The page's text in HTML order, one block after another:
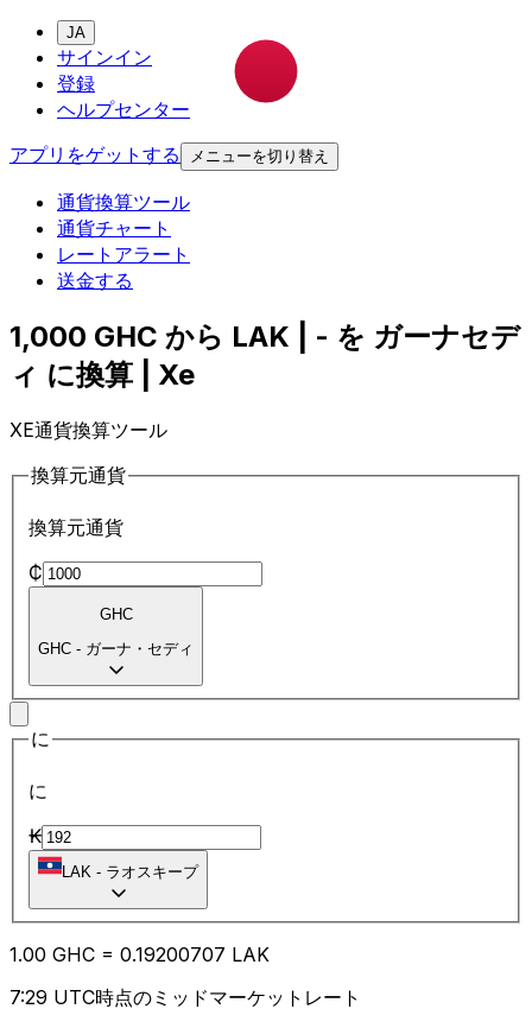
JA
サインイン
登録
ヘルプセンター
アプリをゲットする
メニューを切り替え
通貨換算ツール
通貨チャート
レートアラート
送金する
1,000 GHC から LAK | - を ガーナセデ
ィ に換算 | Xe
XE通貨換算ツール
換算元通貨
換算元通貨
₵
GHC
GHC - ガーナ・セディ
に
に
₭
LAK - ラオスキープ
1.00 GHC = 0.19200707 LAK
7:29 UTC時点のミッドマーケットレート